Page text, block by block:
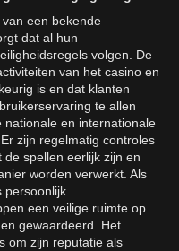
een bekende
dat al hun
volgen. De
van het casino en
is en dat klanten
te allen
nationale en internationale
zijn regelmatig controles
spellen eerlijk zijn en
worden verwerkt. Als
persoonlijk
een veilige ruimte op
gewaardeerd. Het
om zijn reputatie als